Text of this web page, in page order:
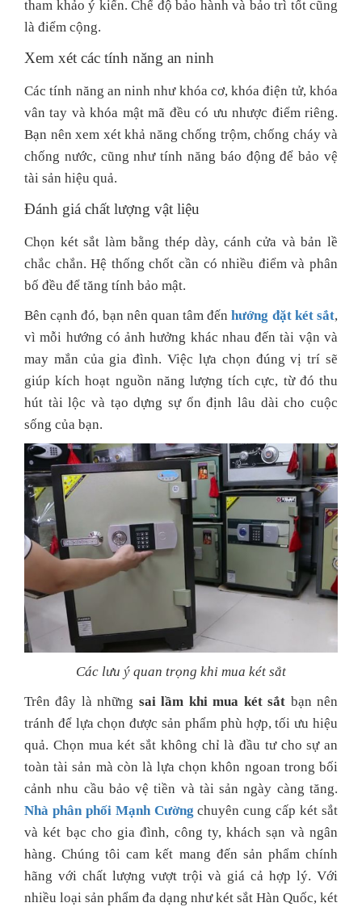
tham khảo ý kiến. Chế độ bảo hành và bảo trì tốt cũng
là điểm cộng.
Xem xét các tính năng an ninh
Các tính năng an ninh như khóa cơ, khóa điện tử, khóa
vân tay và khóa mật mã đều có ưu nhược điểm riêng.
Bạn nên xem xét khả năng chống trộm, chống cháy và
chống nước, cũng như tính năng báo động để bảo vệ
tài sản hiệu quả.
Đánh giá chất lượng vật liệu
Chọn két sắt làm bằng thép dày, cánh cửa và bản lề
chắc chắn. Hệ thống chốt cần có nhiều điểm và phân
bố đều để tăng tính bảo mật.
Bên cạnh đó, bạn nên quan tâm đếnhướng đặt két sắt,
vì mỗi hướng có ảnh hưởng khác nhau đến tài vận và
may mắn của gia đình. Việc lựa chọn đúng vị trí sẽ
giúp kích hoạt nguồn năng lượng tích cực, từ đó thu
hút tài lộc và tạo dựng sự ổn định lâu dài cho cuộc
sống của bạn.
Các lưu ý quan trọng khi mua két sắt
Trên đây là những sai lầm khi mua két sắt bạn nên
tránh để lựa chọn được sản phẩm phù hợp, tối ưu hiệu
quả. Chọn mua két sắt không chỉ là đầu tư cho sự an
toàn tài sản mà còn là lựa chọn khôn ngoan trong bối
cảnh nhu cầu bảo vệ tiền và tài sản ngày càng tăng.
Nhà phân phối Mạnh Cường chuyên cung cấp két sắt
và két bạc cho gia đình, công ty, khách sạn và ngân
hàng. Chúng tôi cam kết mang đến sản phẩm chính
hãng với chất lượng vượt trội và giá cả hợp lý. Với
nhiều loại sản phẩm đa dạng như két sắt Hàn Quốc, két